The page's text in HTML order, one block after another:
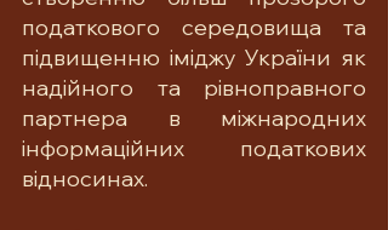
податкового середовища та
підвищенню іміджу України як
надійного та рівноправного
партнера в міжнародних
інформаційних податкових
відносинах.